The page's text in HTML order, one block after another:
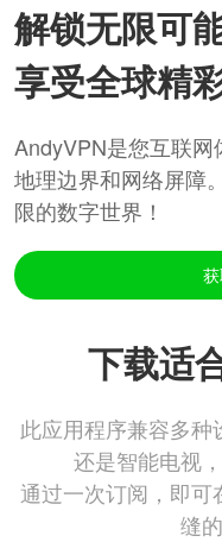
解锁无限可
享受全球精
AndyVPN是您互联
地理边界和网络屏障
限的数字世界！
下载适
此应用程序兼容多
还是智能电视
通过一次订阅，即
缝